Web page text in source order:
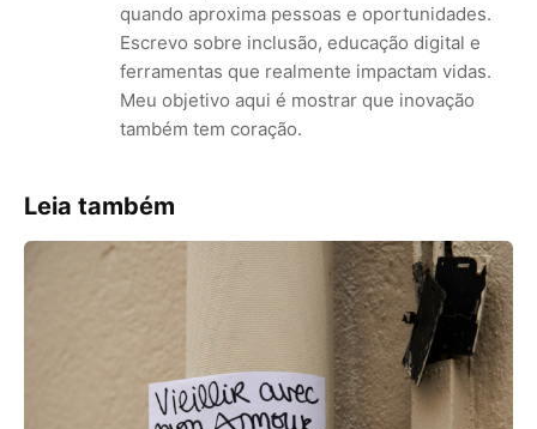
quando aproxima pessoas e oportunidades.
Escrevo sobre inclusão, educação digital e
ferramentas que realmente impactam vidas.
Meu objetivo aqui é mostrar que inovação
também tem coração.
Leia também